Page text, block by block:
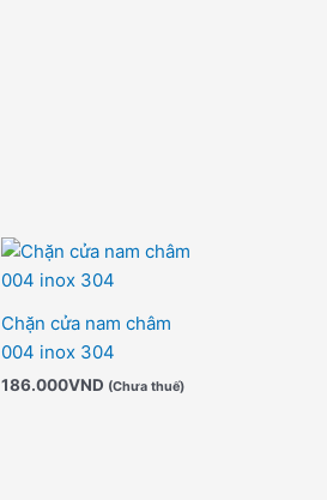
Chặn cửa nam châm
004 inox 304
186.000VND (Chưa thuế)